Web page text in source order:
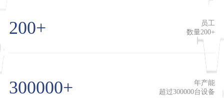
200+
员工
数量200+
300000+
年产能
超过300000台设备